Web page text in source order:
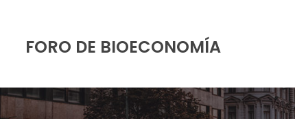
FORO DE BIOECONOMÍA